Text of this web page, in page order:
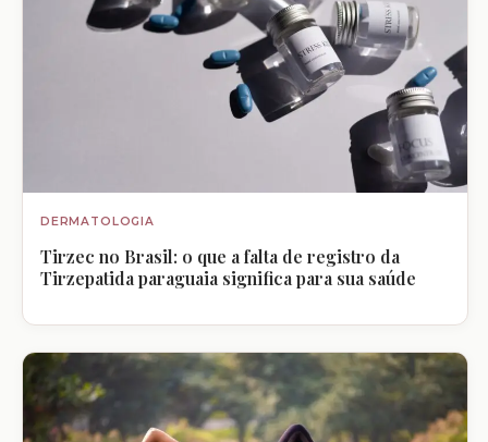
DERMATOLOGIA
Tirzec no Brasil: o que a falta de registro da
Tirzepatida paraguaia significa para sua saúde